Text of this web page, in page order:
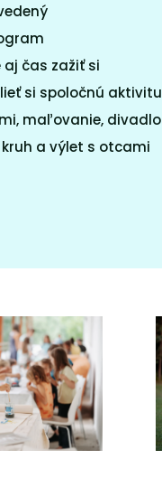
čas zažiť si
si spoločnú aktivitu
maľovanie, divadlo
a výlet s otcami